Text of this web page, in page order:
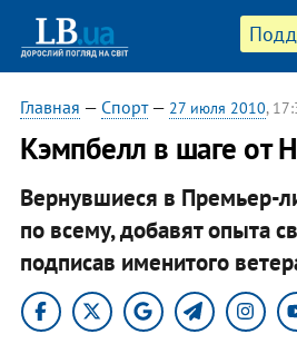
Главная — Спорт— 27 июля 2010,
Кэмпбелл в шаге от
Вернувшиеся в Премьер-
по всему, добавят опыта
подписав именитого